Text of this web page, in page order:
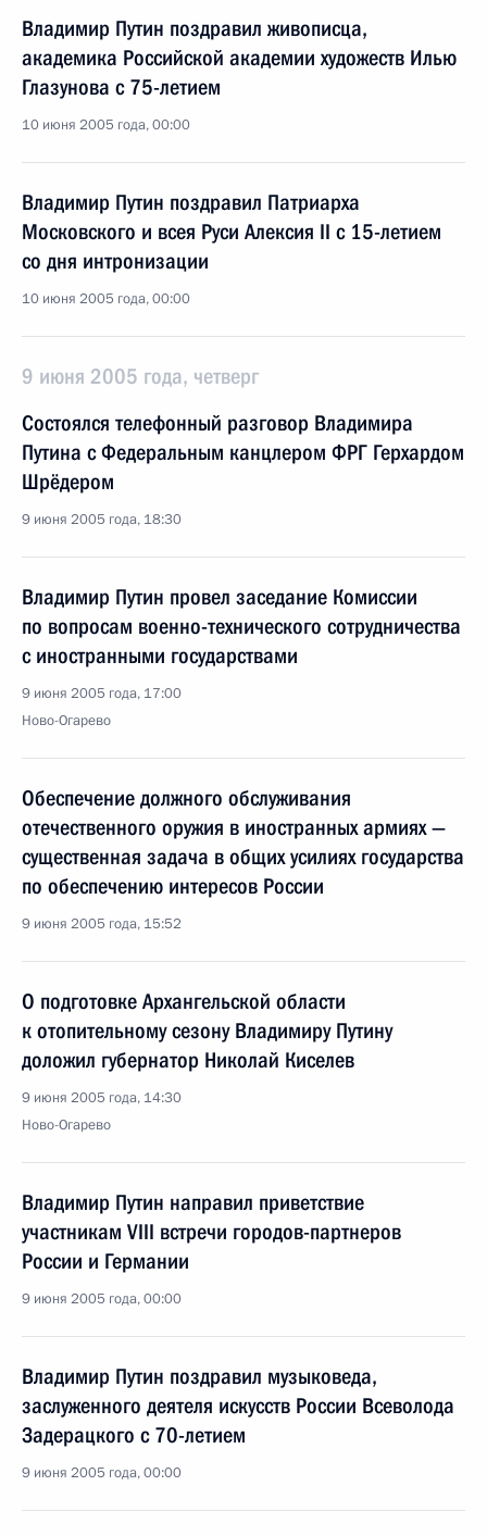
Владимир Путин поздравил живописца,
академика Российской академии художеств Илью
Глазунова с 75-летием
10 июня 2005 года, 00:00
Владимир Путин поздравил Патриарха
Московского и всея Руси Алексия II с 15-летием
со дня интронизации
10 июня 2005 года, 00:00
9 июня 2005 года, четверг
Состоялся телефонный разговор Владимира
Путина с Федеральным канцлером ФРГ Герхардом
Шрёдером
9 июня 2005 года, 18:30
Владимир Путин провел заседание Комиссии
по вопросам военно-технического сотрудничества
с иностранными государствами
9 июня 2005 года, 17:00
Ново-Огарево
Обеспечение должного обслуживания
отечественного оружия в иностранных армиях —
существенная задача в общих усилиях государства
по обеспечению интересов России
9 июня 2005 года, 15:52
О подготовке Архангельской области
к отопительному сезону Владимиру Путину
доложил губернатор Николай Киселев
9 июня 2005 года, 14:30
Ново-Огарево
Владимир Путин направил приветствие
участникам VIII встречи городов-партнеров
России и Германии
9 июня 2005 года, 00:00
Владимир Путин поздравил музыковеда,
заслуженного деятеля искусств России Всеволода
Задерацкого с 70-летием
9 июня 2005 года, 00:00